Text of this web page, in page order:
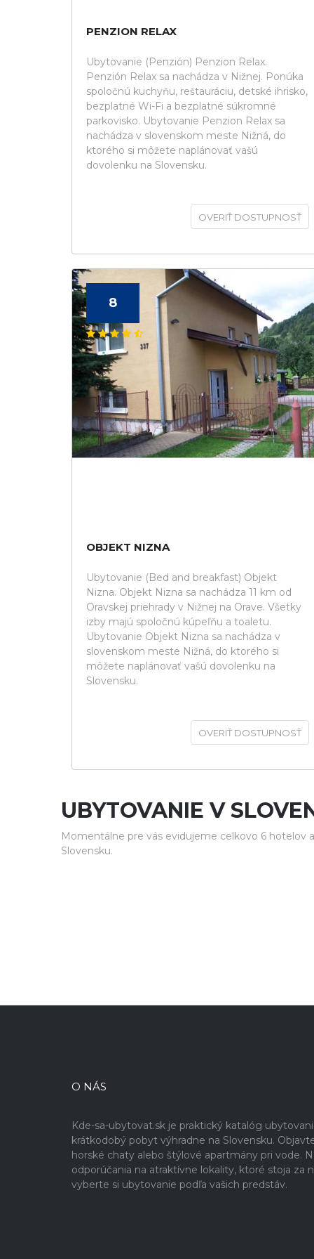
PENZION RELAX
Ubytovanie (Penzión) Penzion Relax.
Penzión Relax sa nachádza v Nižnej. Ponúka
spoločnú kuchyňu, reštauráciu, detské ihrisko,
bezplatné Wi-Fi a bezplatné súkromné
parkovisko. Ubytovanie Penzion Relax sa
nachádza v slovenskom meste Nižná, do
ktorého si môžete naplánovať vašú
dovolenku na Slovensku.
OVERIŤ DOSTUPNOSŤ
8
OBJEKT NIZNA
Ubytovanie (Bed and breakfast) Objekt
Nizna. Objekt Nizna sa nachádza 11 km od
Oravskej priehrady v Nižnej na Orave. Všetky
izby majú spoločnú kúpeľňu a toaletu.
Ubytovanie Objekt Nizna sa nachádza v
slovenskom meste Nižná, do ktorého si
môžete naplánovať vašú dovolenku na
Slovensku.
OVERIŤ DOSTUPNOSŤ
UBYTOVANIE V
Momentálne pre vás evidujeme celkovo 6 hotelov
Slovensku.
O NÁS
Kde-sa-ubytovat.sk je praktický katalóg
krátkodobý pobyt výhradne na Slovensku.
horské chaty alebo štýlové apartmány pri vode.
odporúčania na atraktívne lokality, ktoré stoja za
vyberte si ubytovanie podľa vašich predstáv.